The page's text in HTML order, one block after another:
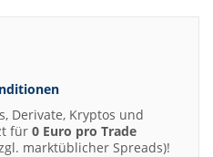
Derivate, Kryptos und
für 0 Euro pro Trade
marktüblicher Spreads)!